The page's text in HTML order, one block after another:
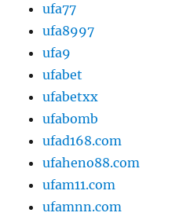
ufa77
ufa8997
ufa9
ufabet
ufabetxx
ufabomb
ufad168.com
ufaheno88.com
ufam11.com
ufamnn.com